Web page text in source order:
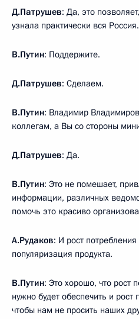
Д.Патрушев: Да, это
узнала практически вся Россия.
В.Путин: Поддержите.
Д.Патрушев: Сделаем.
В.Путин: Владимир
коллегам, а Вы со стороны
Д.Патрушев: Да.
В.Путин: Это не помешает,
информации, различных
помочь это красиво
А.Рудаков: И рост потребления
популяризация продукта.
В.Путин: Это хорошо, что рост
нужно будет обеспечить и
чтобы нам не просить наших